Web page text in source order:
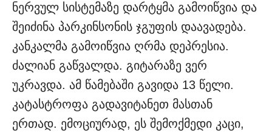
ნერვულ სისტემაზე დარტყმა გამოიწვია და
შეიძინა პარკინსონის ჯგუფის დაავადება.
კანკალმა გამოიწვია ღრმა დეპრესია.
ძალიან გაწვალდა. გიტარაზე ვერ
უკრავდა. ამ წამებაში გავიდა 13 წელი.
კატასტროფა გადავიტანეთ მასთან
ერთად. ემოციურად, ეს შემოქმედი კაცი,